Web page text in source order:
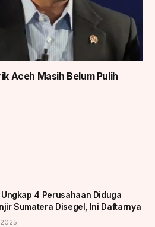
Aceh Masih Belum Pulih
Ungkap 4 Perusahaan Diduga
Sumatera Disegel, Ini Daftarnya
2025